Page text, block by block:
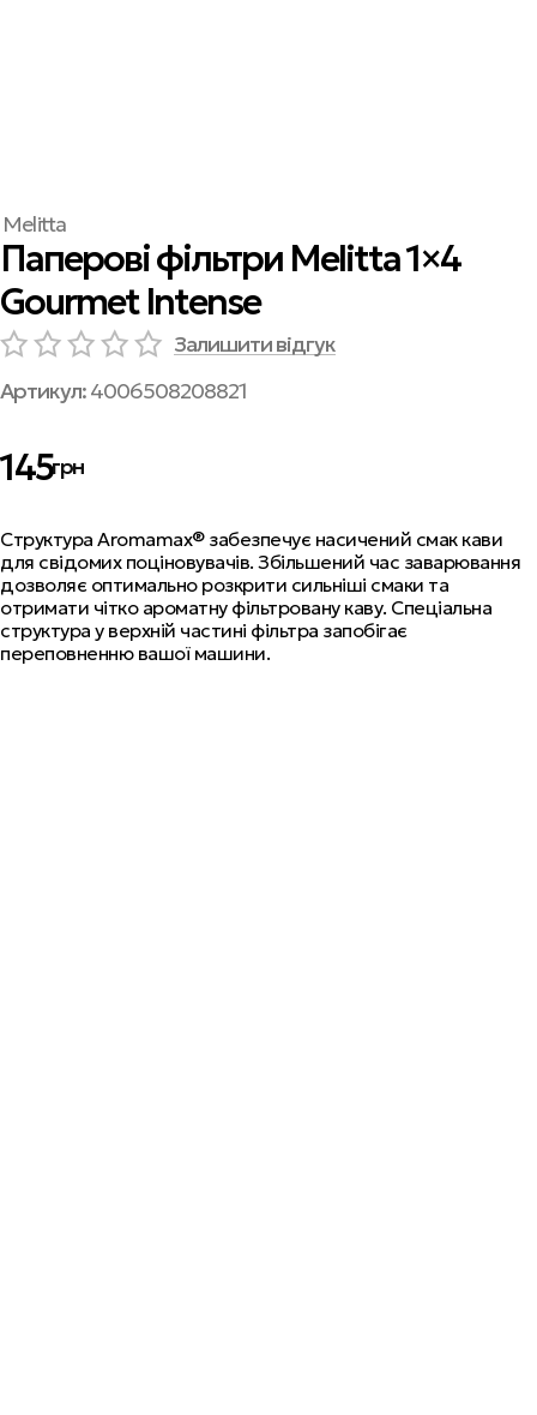
Melitta
Паперові фільтри Melitta 1×4
Gourmet Intense
Залишити відгук
Артикул:4006508208821
145грн
Структура Aromamax® забезпечує насичений смак кави
для свідомих поціновувачів. Збільшений час заварювання
дозволяє оптимально розкрити сильніші смаки та
отримати чітко ароматну фільтровану каву. Спеціальна
структура у верхній частині фільтра запобігає
переповненню вашої машини.